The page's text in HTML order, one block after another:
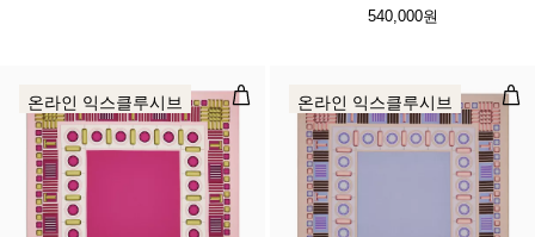
540,000원
스톨, 푸시아 캐시미어 및 실크
온라인 익스클루시브 스
온라인 익스클루시브